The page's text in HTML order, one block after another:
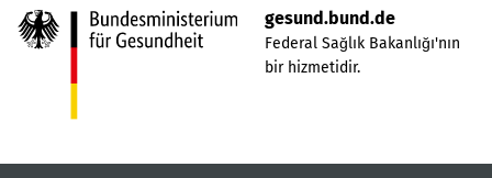
gesund.bund.de
Federal Sağlık Bakanlığı'nın
bir hizmetidir.